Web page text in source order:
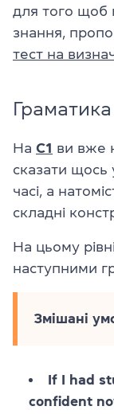
для того щоб
знання,
тест на
Граматика
На C1 ви вже
сказати
часі, а
складні
На цьому
наступними
Змішані
If I had
confident